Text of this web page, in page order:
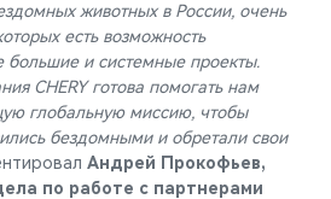
животных в России, очень
есть возможность
большие и системные проекты.
CHERY готова помогать нам
глобальную миссию, чтобы
бездомными и обретали свои
Андрей Прокофьев,
по работе с партнерами